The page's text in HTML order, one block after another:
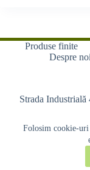
Folosim cookie-uri
Produse finite
Despre noi
Strada